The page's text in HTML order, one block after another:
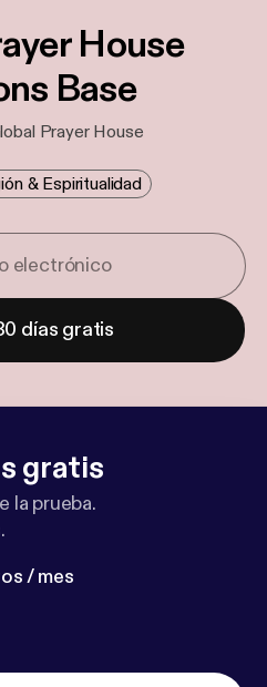
House
Base
Prayer House
& Espiritualidad
días gratis
gratis
la prueba.
/ mes